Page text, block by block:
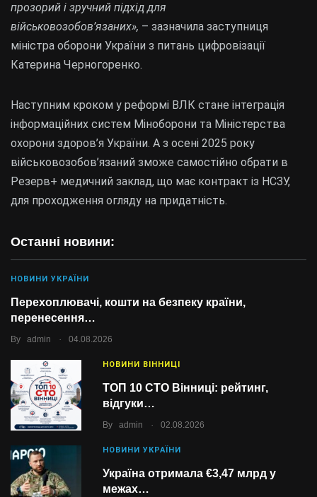
Останні новини:
НОВИНИ УКРАЇНИ
Перехоплювачі, кошти на безпеку країни,
перенесення…
By admin . 04.08.2026
НОВИНИ ВІННИЦІ
ТОП 10 СТО Вінниці: рейтинг,
відгуки…
By admin . 02.08.2026
НОВИНИ УКРАЇНИ
Україна отримала €3,47 млрд у
межах…
прозорий і зручний підхід для
військовозобов’язаних», – зазначила заступниця
міністра оборони України з питань цифровізації
Катерина Черногоренко.
Наступним кроком у реформі ВЛК стане інтеграція
інформаційних систем Міноборони та Міністерства
охорони здоров’я України. А з осені 2025 року
військовозобов’язаний зможе самостійно обрати в
Резерв+ медичний заклад, що має контракт із НСЗУ,
для проходження огляду на придатність.